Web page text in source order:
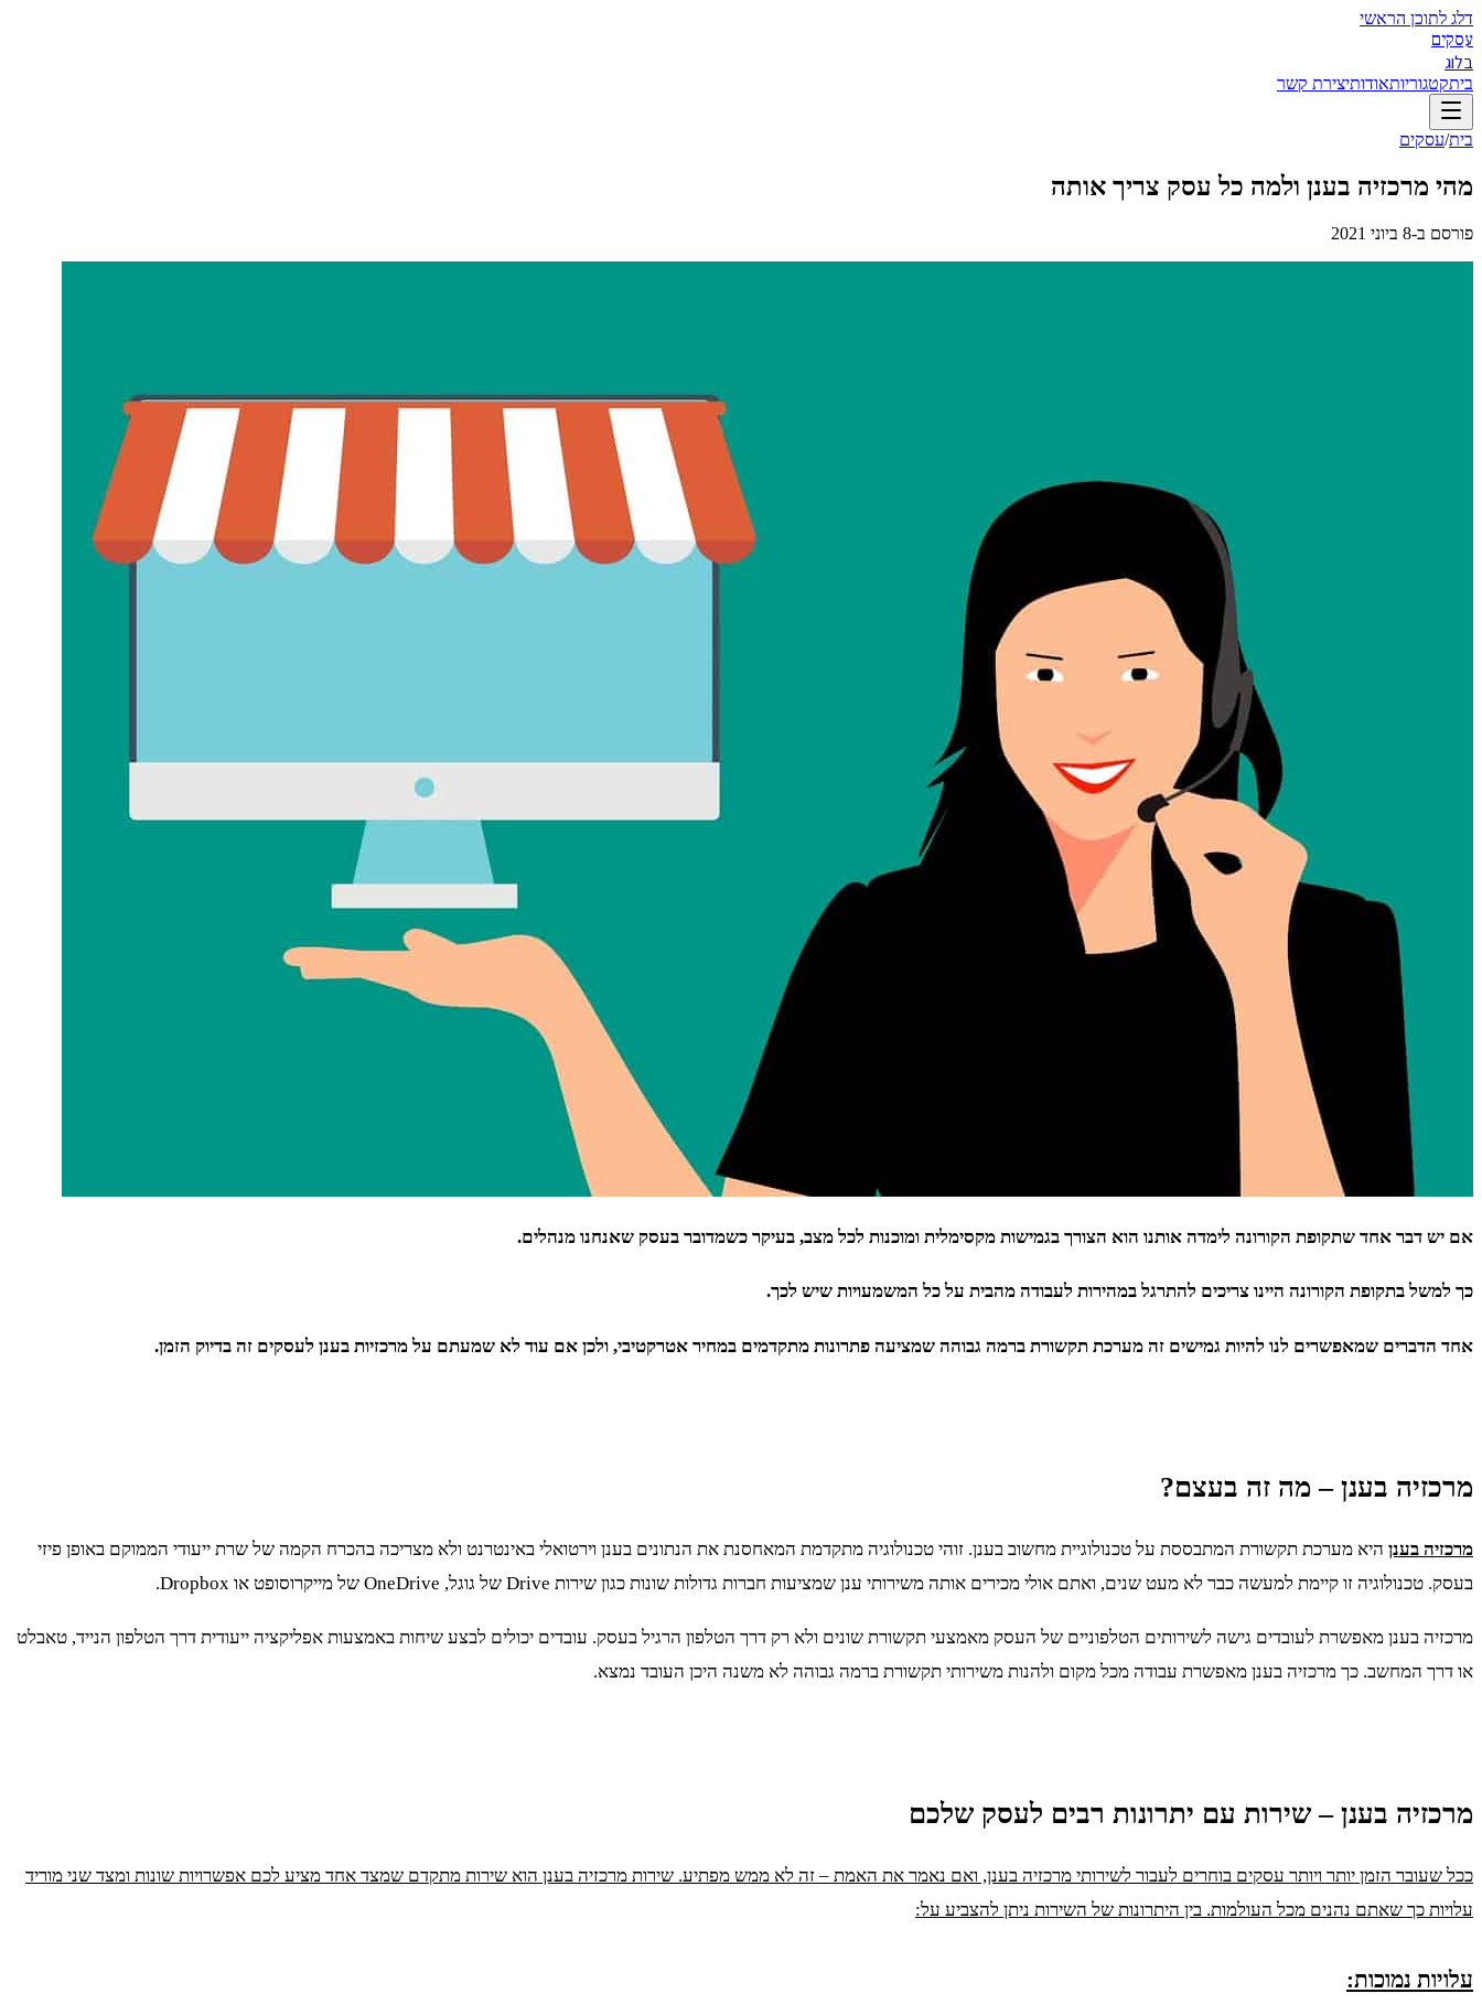
דלג לתוכן הראשי
עסקים
בלוג
ביתקטגוריותאודותיצירת קשר
בית/עסקים
מהי מרכזיה בענן ולמה כל עסק צריך אותה
פורסם ב-8 ביוני 2021
אם יש דבר אחד שתקופת הקורונה לימדה אותנו הוא הצורך בגמישות מקסימלית ומוכנות לכל מצב, בעיקר כשמדובר בעסק שאנחנו מנהלים.
כך למשל בתקופת הקורונה היינו צריכים להתרגל במהירות לעבודה מהבית על כל המשמעויות שיש לכך.
אחד הדברים שמאפשרים לנו להיות גמישים זה מערכת תקשורת ברמה גבוהה שמציעה פתרונות מתקדמים במחיר אטרקטיבי, ולכן אם עוד לא שמעתם על מרכזיות בענן לעסקים זה בדיוק הזמן.
מרכזיה בענן – מה זה בעצם?
מרכזיה בענן היא מערכת תקשורת המתבססת על טכנולוגיית מחשוב בענן. זוהי טכנולוגיה מתקדמת המאחסנת את הנתונים בענן וירטואלי באינטרנט ולא מצריכה בהכרח הקמה של שרת ייעודי הממוקם באופן פיזי
בעסק. טכנולוגיה זו קיימת למעשה כבר לא מעט שנים, ואתם אולי מכירים אותה משירותי ענן שמציעות חברות גדולות שונות כגון שירות Drive של גוגל, OneDrive של מייקרוסופט או Dropbox.
מרכזיה בענן מאפשרת לעובדים גישה לשירותים הטלפוניים של העסק מאמצעי תקשורת שונים ולא רק דרך הטלפון הרגיל בעסק. עובדים יכולים לבצע שיחות באמצעות אפליקציה ייעודית דרך הטלפון הנייד, טאבלט
או דרך המחשב. כך מרכזיה בענן מאפשרת עבודה מכל מקום ולהנות משירותי תקשורת ברמה גבוהה לא משנה היכן העובד נמצא.
מרכזיה בענן – שירות עם יתרונות רבים לעסק שלכם
ככל שעובר הזמן יותר ויותר עסקים בוחרים לעבור לשירותי מרכזיה בענן, ואם נאמר את האמת – זה לא ממש מפתיע. שירות מרכזיה בענן הוא שירות מתקדם שמצד אחד מציע לכם אפשרויות שונות ומצד שני מוריד
עלויות כך שאתם נהנים מכל העולמות. בין היתרונות של השירות ניתן להצביע על:
עלויות נמוכות: